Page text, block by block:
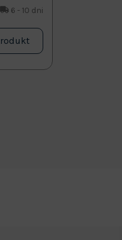
6 - 10 dni